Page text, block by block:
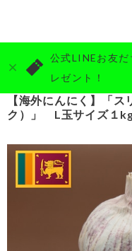
公式LINEお友
レゼント！
【海外にんにく】「
ク）」 L玉サイズ１kg